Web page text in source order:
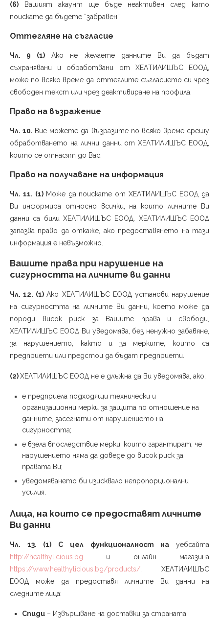
(6) Вашият акаунт ще бъде неактивен след като
поискате да бъдете “забравен”
Оттегляне на съгласие
Чл. 9 (1) Ако не желаете данните Ви да бъдат
съхранявани и обработвани от ХЕЛТИЛИШЪС ЕООД,
може по всяко време да оттеглите съгласието си чрез
свободен текст или чрез деактивиране на профила.
Право на възражение
Чл. 10. Вие можете да възразите по всяко време срещу
обработването на лични данни от ХЕЛТИЛИШЪС ЕООД,
които се отнасят до Вас.
Право на получаване на информация
Чл. 11. (1) Може да поискате от ХЕЛТИЛИШЪС ЕООД да
Ви информира относно всички, на които личните Ви
данни са били ХЕЛТИЛИШЪС ЕООД. ХЕЛТИЛИШЪС ЕООД
запазва право да откаже, ако предоставянето на тази
информация е невъзможно.
Вашите права при нарушение на
сигурността на личните ви данни
Чл. 12. (1)Ако ХЕЛТИЛИШЪС ЕООД установи нарушение
на сигурността на личните Ви данни, което може да
породи висок риск за Вашите права и свободи,
ХЕЛТИЛИШЪС ЕООД Ви уведомява, без ненужно забавяне,
за нарушението, както и за мерките, които са
предприети или предстои да бъдат предприети.
(2)ХЕЛТИЛИШЪС ЕООД не е длъжна да Ви уведомява, ако:
е предприела подходящи технически и
организационни мерки за защита по отношение на
данните, засегнати от нарушението на
сигурността;
е взела впоследствие мерки, които гарантират, че
нарушението няма да доведе до висок риск за
правата Ви;
уведомяването би изисквало непропорционални
усилия.
Лица, на които се предоставят личните
Ви данни
Чл. 13. (1) С цел функционалност на уебсайта
http://healthylicious.bg и онлайн магазина
https://www.healthylicious.bg/products/ , ХЕЛТИЛИШЪС
ЕООД може да предоставя личните Ви данни на
следните лица:
Спиди – Извършване на доставки за страната